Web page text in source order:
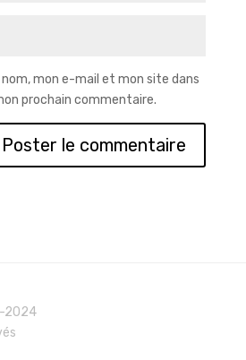
mon e-mail et mon site dans
prochain commentaire.
2024